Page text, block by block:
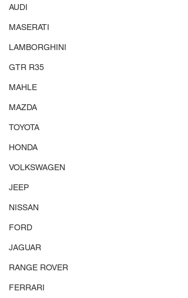
AUDI
MASERATI
LAMBORGHINI
GTR R35
MAHLE
MAZDA
TOYOTA
HONDA
VOLKSWAGEN
JEEP
NISSAN
FORD
JAGUAR
RANGE ROVER
FERRARI